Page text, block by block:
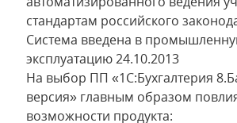
стандартам российского
Система введена в
эксплуатацию 24.10.2013
На выбор ПП «1С:Бухгалтерия
версия» главным образом
возможности продукта: